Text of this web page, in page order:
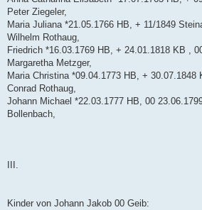
Peter Ziegeler,
Maria Juliana *21.05.1766 HB, + 11/1849
Wilhelm Rothaug,
Friedrich *16.03.1769 HB, + 24.01.1818 KB ,
Margaretha Metzger,
Maria Christina *09.04.1773 HB, + 30.07.1848
Conrad Rothaug,
Johann Michael *22.03.1777 HB, 00
Bollenbach,
III.
Kinder von Johann Jakob 00 Geib: